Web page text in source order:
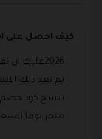
كيف احصل على
2026عليك
ثم بعد ذلك
بنسخ كود خصم
متجر بوما